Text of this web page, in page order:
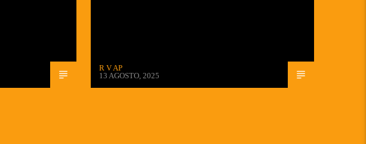
R V AP
13 AGOSTO, 2025